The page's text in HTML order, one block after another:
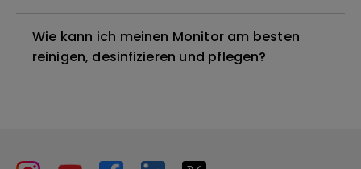
Wie kann ich meinen Monitor am besten
reinigen, desinfizieren und pflegen?